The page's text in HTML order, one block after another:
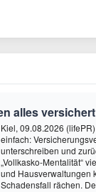
alles
Kiel, 09.08.2026
einfach:
unterschreiben und
„Vollkasko-Mentalität“
und Hausverwaltungen
Schadensfall rächen.